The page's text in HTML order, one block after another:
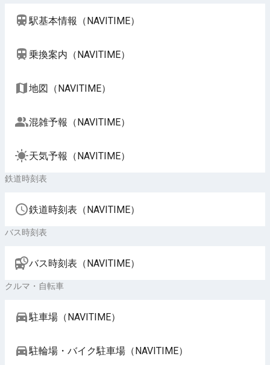
駅基本情報（NAVITIME）
乗換案内（NAVITIME）
地図（NAVITIME）
混雑予報（NAVITIME）
天気予報（NAVITIME）
鉄道時刻表
鉄道時刻表（NAVITIME）
バス時刻表
バス時刻表（NAVITIME）
クルマ・自転車
駐車場（NAVITIME）
駐輪場・バイク駐車場（NAVITIME）